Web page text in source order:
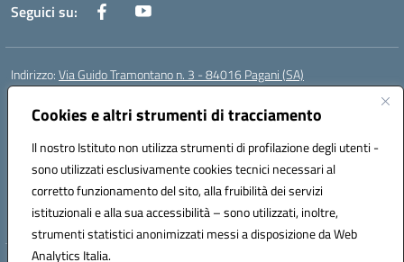
Cookies e altri strumenti di tracciamento
Il nostro Istituto non utilizza strumenti di profilazione degli utenti -
sono utilizzati esclusivamente cookies tecnici necessari al
corretto funzionamento del sito, alla fruibilità dei servizi
istituzionali e alla sua accessibilità – sono utilizzati, inoltre,
strumenti statistici anonimizzati messi a disposizione da Web
Analytics Italia.
Seguici su:
Indirizzo:Via Guido Tramontano n. 3 - 84016 Pagani (SA)
Centralino:
Posta elettronica certificata (PEC):saps08000t@pec.istruzione.it
Codice fiscale: 80022400651
Codice meccanografico:SAPS08000T
Codice Indice delle Pubbliche Amministrazioni (IPA): istsc_saps08000t
Codice unico di fatturazione (CUF): UFC29W